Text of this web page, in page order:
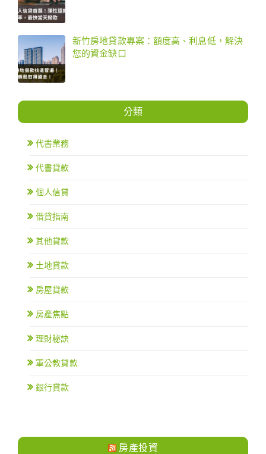
新竹房地貸款專案：額度高、利息低，解決
您的資金缺口
分類
代書業務
代書貸款
個人信貸
借貸指南
其他貸款
土地貸款
房屋貸款
房產焦點
理財秘訣
軍公教貸款
銀行貸款
房產投資